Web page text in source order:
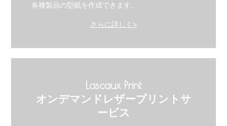
各種製品の型紙を作成できます。
さらに詳しく>
Lascaux Print
オンデマンドレザープリントサ
ービス